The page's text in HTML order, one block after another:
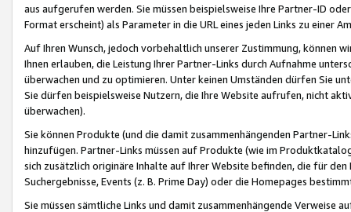
aus aufgerufen werden. Sie müssen beispielsweise Ihre Partner-ID
Format erscheint) als Parameter in die URL eines jeden Links zu einer
Auf Ihren Wunsch, jedoch vorbehaltlich unserer Zustimmung, können
Ihnen erlauben, die Leistung Ihrer Partner-Links durch Aufnahme
überwachen und zu optimieren. Unter keinen Umständen dürfen Sie
Sie dürfen beispielsweise Nutzern, die Ihre Website aufrufen, nicht
überwachen).
Sie können Produkte (und die damit zusammenhängenden Partner-
hinzufügen. Partner-Links müssen auf Produkte (wie im
sich zusätzlich originäre Inhalte auf Ihrer Website befinden, die für
Suchergebnisse, Events (z. B. Prime Day) oder die Homepages
Sie müssen sämtliche Links und damit zusammenhängende